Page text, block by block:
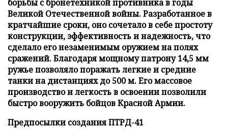
борьбы с бронетехникой противника в годы
Великой Отечественной войны. Разработанное в
кратчайшие сроки, оно сочетало в себе простоту
конструкции, эффективность и надежность, что
сделало его незаменимым оружием на полях
сражений. Благодаря мощному патрону 14,5 мм
ружье позволяло поражать легкие и средние
танки на дистанциях до 500 м. Его массовое
производство и легкость в освоении позволили
быстро вооружить бойцов Красной Армии.
Предпосылки создания ПТРД-41